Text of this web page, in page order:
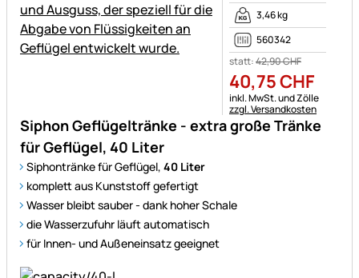
Siphon Geflügeltränke - extra große Tränke
für Geflügel, 40 Liter
Siphontränke für Geflügel, 40 Liter
komplett aus Kunststoff gefertigt
Wasser bleibt sauber - dank hoher Schale
die Wasserzufuhr läuft automatisch
für Innen- und Außeneinsatz geeignet
3,46 kg
560342
statt:42,90CHF
40,75CHF
Steuerhinweis:
inkl. MwSt. und Zölle
zzgl. Versandkosten